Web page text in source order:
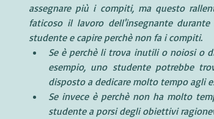
assegnare più i compiti, ma questo
faticoso il lavoro dell'insegnante
studente e capire perchè non fa i compiti.
Se è perchè li trova inutili o noiosi o
esempio, uno studente potrebbe
disposto a dedicare molto tempo agli
Se invece è perchè non ha molto
studente a porsi degli obiettivi